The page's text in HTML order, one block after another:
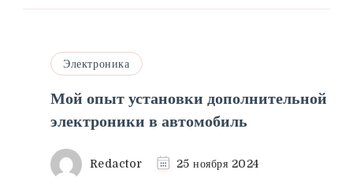
Электроника
Мой опыт установки дополнительной
электроники в автомобиль
Redactor 25 ноября 2024